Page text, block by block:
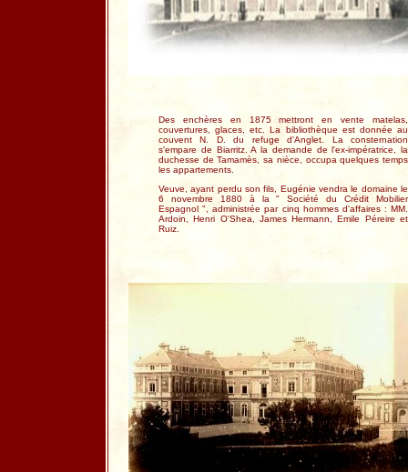
Des enchères en 1875 mettront en vente matelas,
couvertures, glaces, etc. La bibliothèque est donnée au
couvent N. D. du refuge d'Anglet. La consternation
s'empare de Biarritz. A la demande de l'ex-impératrice, la
duchesse de Tamamès, sa nièce, occupa quelques temps
les appartements.
Veuve, ayant perdu son fils, Eugénie vendra le domaine le
6 novembre 1880 à la " Société du Crédit Mobilier
Espagnol ", administrée par cinq hommes d'affaires : MM.
Ardoin, Henri O'Shea, James Hermann, Emile Péreire et
Ruiz.